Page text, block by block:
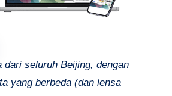
seluruh Beijing, dengan
yang berbeda (dan lensa